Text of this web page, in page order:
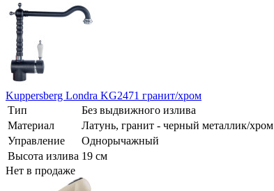
Kuppersberg Londra KG2471 гранит/хром
Тип
Без выдвижного излива
Материал
Латунь, гранит - черный металлик/хром
Управление
Однорычажный
Высота излива 19 см
Нет в продаже